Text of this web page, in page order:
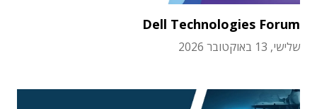
Dell Technologies Forum
שלישי, 13 באוקטובר 2026